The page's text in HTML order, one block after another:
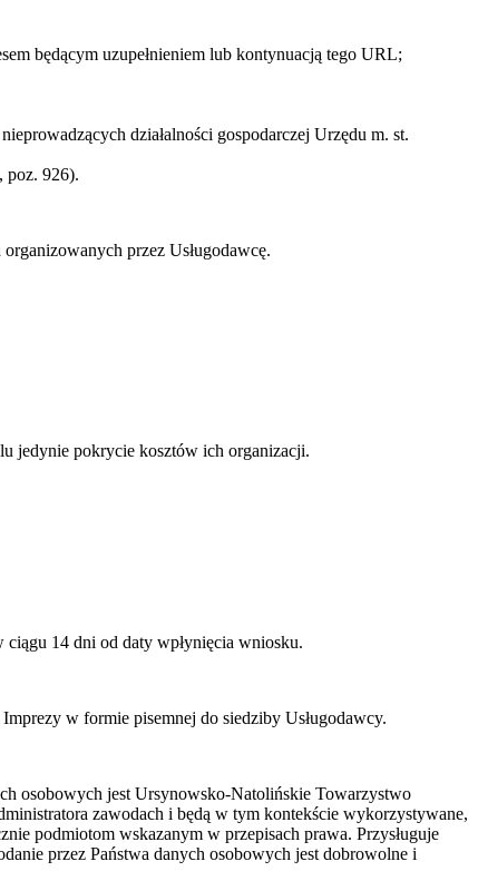
będącym uzupełnieniem lub kontynuacją tego URL;
działalności gospodarczej Urzędu m. st.
poz. 926).
przez Usługodawcę.
jedynie pokrycie kosztów ich organizacji.
ciągu 14 dni od daty wpłynięcia wniosku.
w formie pisemnej do siedziby Usługodawcy.
osobowych jest Ursynowsko-Natolińskie Towarzystwo
zawodach i będą w tym kontekście wykorzystywane,
podmiotom wskazanym w przepisach prawa. Przysługuje
przez Państwa danych osobowych jest dobrowolne i